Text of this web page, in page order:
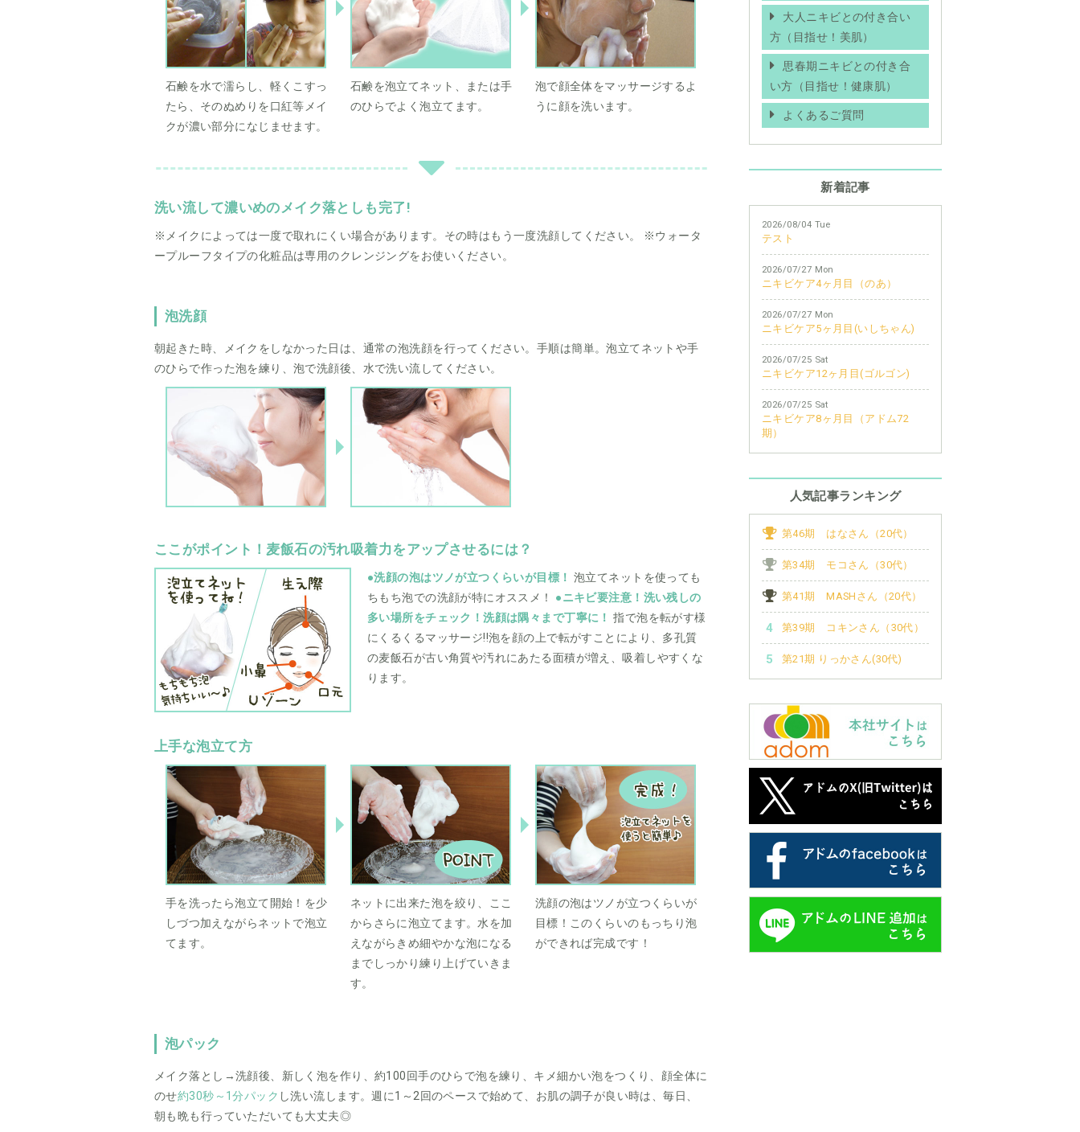
石鹸を水で濡らし、軽くこすっ
たら、そのぬめりを口紅等メイ
クが濃い部分になじませます。
石鹸を泡立てネット、または手
のひらでよく泡立てます。
泡で顔全体をマッサージするよ
うに顔を洗います。
洗い流して濃いめのメイク落としも完了!
※メイクによっては一度で取れにくい場合があります。その時はもう一度洗顔してください。 ※ウォータ
ープルーフタイプの化粧品は専用のクレンジングをお使いください。
泡洗顔
朝起きた時、メイクをしなかった日は、通常の泡洗顔を行ってください。手順は簡単。泡立てネットや手
のひらで作った泡を練り、泡で洗顔後、水で洗い流してください。
ここがポイント！麦飯石の汚れ吸着力をアップさせるには？
●洗顔の泡はツノが立つくらいが目標！ 泡立てネットを使っても
ちもち泡での洗顔が特にオススメ！ ●ニキビ要注意！洗い残しの
多い場所をチェック！洗顔は隅々まで丁寧に！ 指で泡を転がす様
にくるくるマッサージ!!泡を顔の上で転がすことにより、多孔質
の麦飯石が古い角質や汚れにあたる面積が増え、吸着しやすくな
ります。
上手な泡立て方
手を洗ったら泡立て開始！を少
しづつ加えながらネットで泡立
てます。
ネットに出来た泡を絞り、ここ
からさらに泡立てます。水を加
えながらきめ細やかな泡になる
までしっかり練り上げていきま
す。
洗顔の泡はツノが立つくらいが
目標！このくらいのもっちり泡
ができれば完成です！
泡パック
メイク落とし→洗顔後、新しく泡を作り、約100回手のひらで泡を練り、キメ細かい泡をつくり、顔全体に
のせ約30秒～1分パック し洗い流します。週に1～2回のペースで始めて、お肌の調子が良い時は、毎日、
朝も晩も行っていただいても大丈夫◎
大人ニキビとの付き合い
方（目指せ！美肌）
思春期ニキビとの付き合
い方（目指せ！健康肌）
よくあるご質問
新着記事
2026/08/04 Tue
テスト
2026/07/27 Mon
ニキビケア4ヶ月目（のあ）
2026/07/27 Mon
ニキビケア5ヶ月目(いしちゃん)
2026/07/25 Sat
ニキビケア12ヶ月目(ゴルゴン)
2026/07/25 Sat
ニキビケア8ヶ月目（アドム72
期）
人気記事ランキング
第46期 はなさん（20代）
第34期 モコさん（30代）
第41期 MASHさん（20代）
第39期 コキンさん（30代）
第21期 りっかさん(30代)